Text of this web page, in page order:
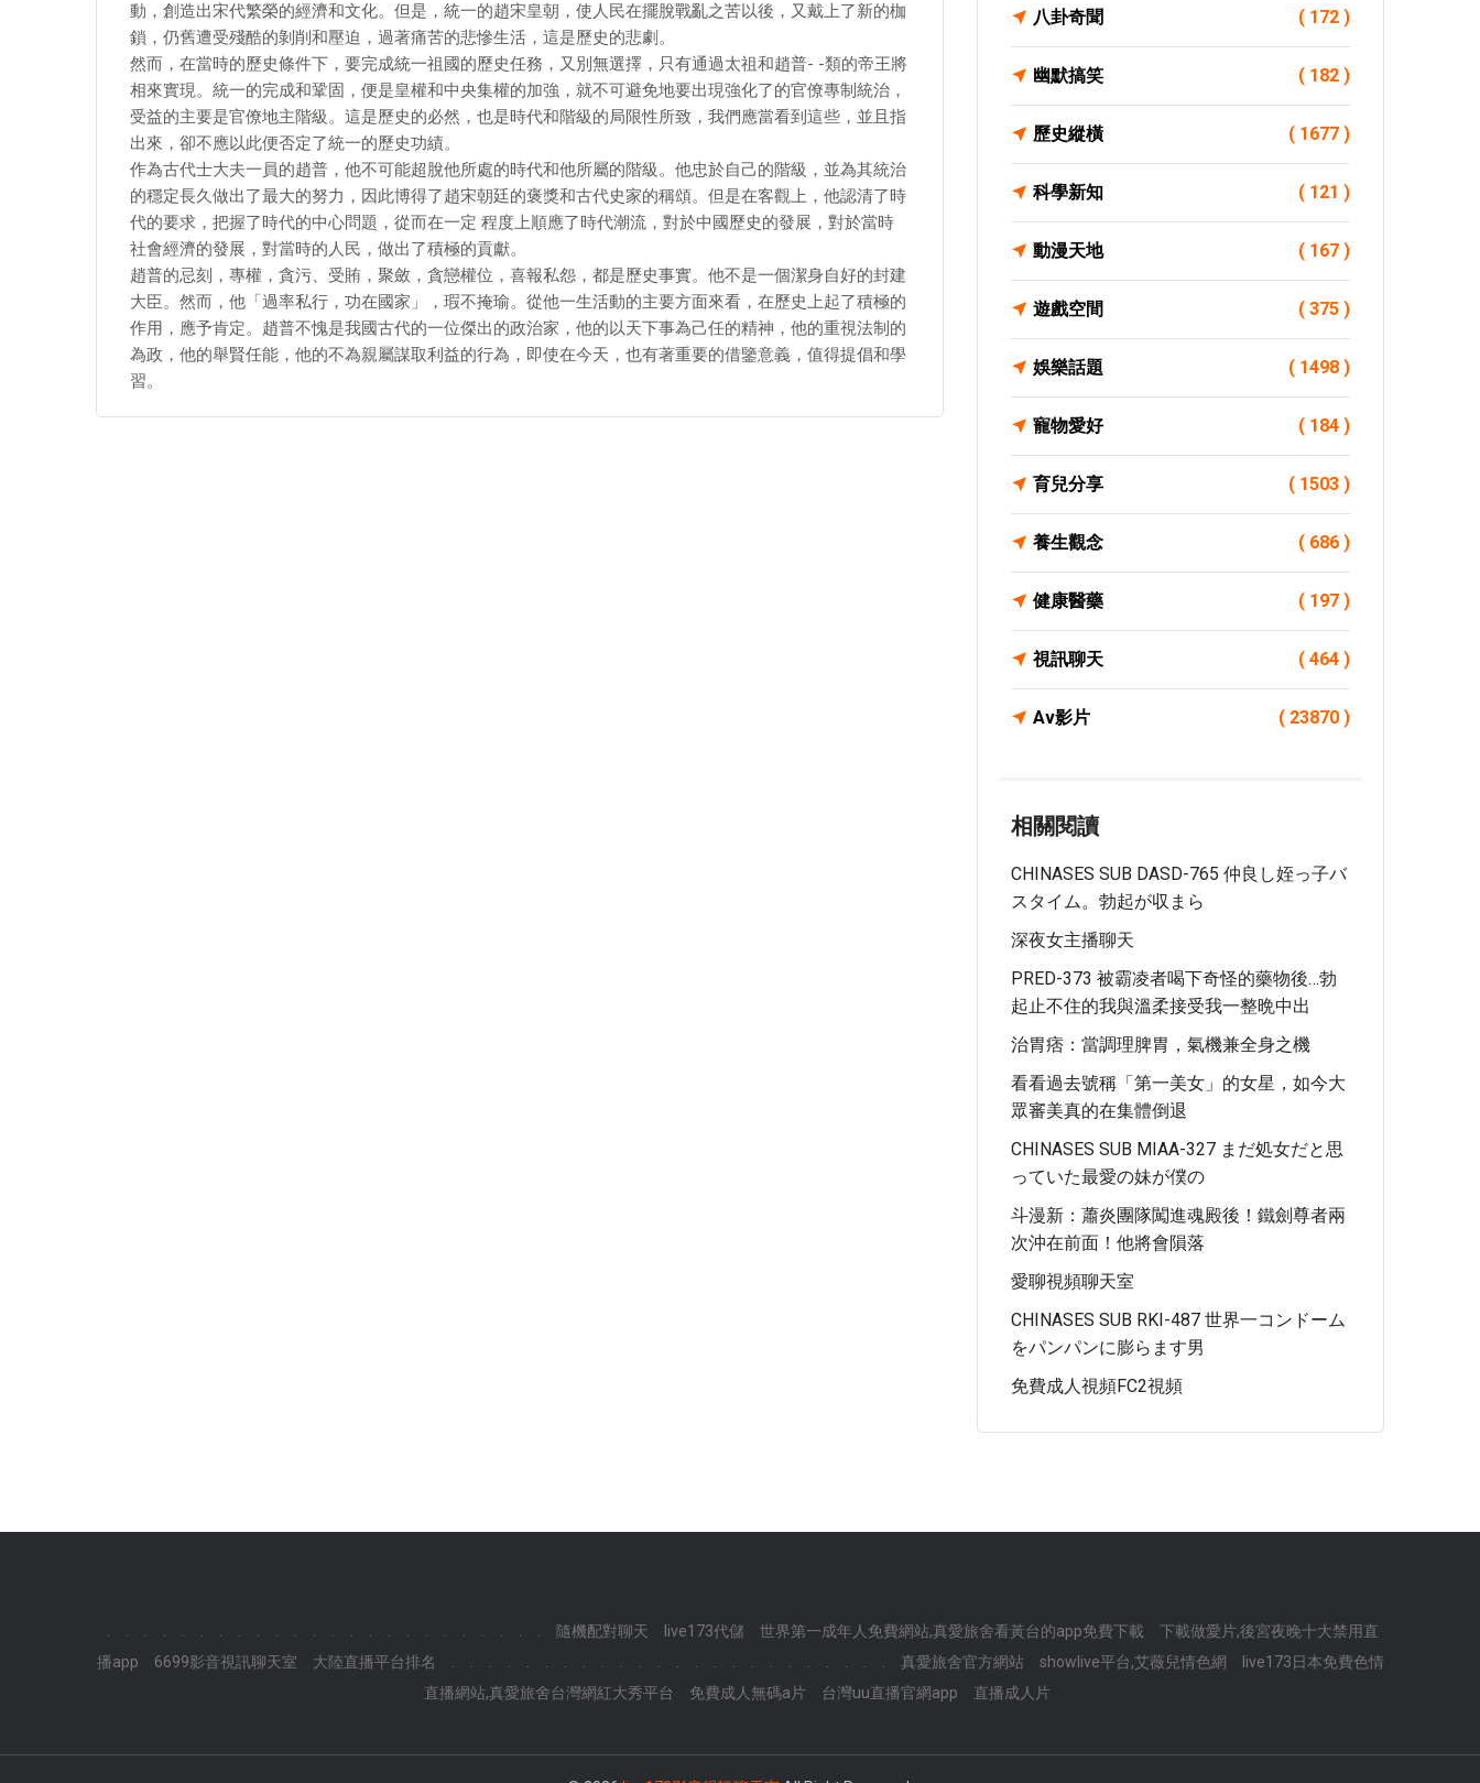
動，創造出宋代繁榮的經濟和文化。但是，統一的趙宋皇朝，使人民在擺脫戰亂之苦以後，又戴上了新的枷
鎖，仍舊遭受殘酷的剝削和壓迫，過著痛苦的悲慘生活，這是歷史的悲劇。
然而，在當時的歷史條件下，要完成統一祖國的歷史任務，又別無選擇，只有通過太祖和趙普- -類的帝王將
相來實現。統一的完成和鞏固，便是皇權和中央集權的加強，就不可避免地要出現強化了的官僚專制統治，
受益的主要是官僚地主階級。這是歷史的必然，也是時代和階級的局限性所致，我們應當看到這些，並且指
出來，卻不應以此便否定了統一的歷史功績。
作為古代士大夫一員的趙普，他不可能超脫他所處的時代和他所屬的階級。他忠於自己的階級，並為其統治
的穩定長久做出了最大的努力，因此博得了趙宋朝廷的褒獎和古代史家的稱頌。但是在客觀上，他認清了時
代的要求，把握了時代的中心問題，從而在一定 程度上順應了時代潮流，對於中國歷史的發展，對於當時
社會經濟的發展，對當時的人民，做出了積極的貢獻。
趙普的忌刻，專權，貪污、受賄，聚斂，貪戀權位，喜報私怨，都是歷史事實。他不是一個潔身自好的封建
大臣。然而，他「過率私行，功在國家」，瑕不掩瑜。從他一生活動的主要方面來看，在歷史上起了積極的
作用，應予肯定。趙普不愧是我國古代的一位傑出的政治家，他的以天下事為己任的精神，他的重視法制的
為政，他的舉賢任能，他的不為親屬謀取利益的行為，即使在今天，也有著重要的借鑒意義，值得提倡和學
習。
八卦奇聞 ( 172 )
幽默搞笑 ( 182 )
歷史縱橫 ( 1677 )
科學新知 ( 121 )
動漫天地 ( 167 )
遊戲空間 ( 375 )
娛樂話題 ( 1498 )
寵物愛好 ( 184 )
育兒分享 ( 1503 )
養生觀念 ( 686 )
健康醫藥 ( 197 )
視訊聊天 ( 464 )
Av影片 ( 23870 )
相關閱讀
CHINASES SUB DASD-765 仲良し姪っ子バ
スタイム。勃起が収まら
深夜女主播聊天
PRED-373 被霸凌者喝下奇怪的藥物後…勃
起止不住的我與溫柔接受我一整晩中出
治胃痞：當調理脾胃，氣機兼全身之機
看看過去號稱「第一美女」的女星，如今大
眾審美真的在集體倒退
CHINASES SUB MIAA-327 まだ処女だと思
っていた最愛の妹が僕の
斗漫新：蕭炎團隊闖進魂殿後！鐵劍尊者兩
次沖在前面！他將會隕落
愛聊視頻聊天室
CHINASES SUB RKI-487 世界一コンドーム
をパンパンに膨らます男
免費成人視頻FC2視頻
隨機配對聊天 live173代儲 世界第一成年人免費網站,真愛旅舍看黃台的app免費下載
下載做愛片,後宮夜晚十大禁用直
播app
6699影音視訊聊天室 大陸直播平台排名 真愛旅舍官方網站 showlive平台,艾薇兒情色網
live173日本免費色情
直播網站,真愛旅舍台灣網紅大秀平台
免費成人無碼a片 台灣uu直播官網app 直播成人片